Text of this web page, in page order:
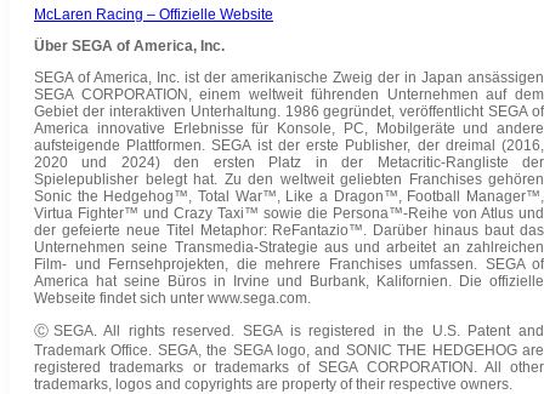
McLaren Racing – Offizielle Website
Über SEGA of America, Inc.
SEGA of America, Inc. ist der amerikanische Zweig der in Japan ansässigen
SEGA CORPORATION, einem weltweit führenden Unternehmen auf dem
Gebiet der interaktiven Unterhaltung. 1986 gegründet, veröffentlicht SEGA of
America innovative Erlebnisse für Konsole, PC, Mobilgeräte und andere
aufsteigende Plattformen. SEGA ist der erste Publisher, der dreimal (2016,
2020 und 2024) den ersten Platz in der Metacritic-Rangliste der
Spielepublisher belegt hat. Zu den weltweit geliebten Franchises gehören
Sonic the Hedgehog™, Total War™, Like a Dragon™, Football Manager™,
Virtua Fighter™ und Crazy Taxi™ sowie die Persona™-Reihe von Atlus und
der gefeierte neue Titel Metaphor: ReFantazio™. Darüber hinaus baut das
Unternehmen seine Transmedia-Strategie aus und arbeitet an zahlreichen
Film- und Fernsehprojekten, die mehrere Franchises umfassen. SEGA of
America hat seine Büros in Irvine und Burbank, Kalifornien. Die offizielle
Webseite findet sich unter www.sega.com.
Ⓒ SEGA. All rights reserved. SEGA is registered in the U.S. Patent and
Trademark Office. SEGA, the SEGA logo, and SONIC THE HEDGEHOG are
registered trademarks or trademarks of SEGA CORPORATION. All other
trademarks, logos and copyrights are property of their respective owners.